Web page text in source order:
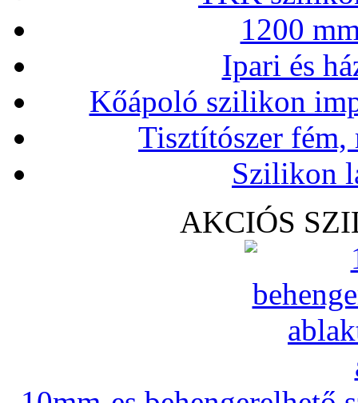
1200
Ipari és
Kőápoló szilikon
Tisztítószer
Szilikon
AKCIÓS